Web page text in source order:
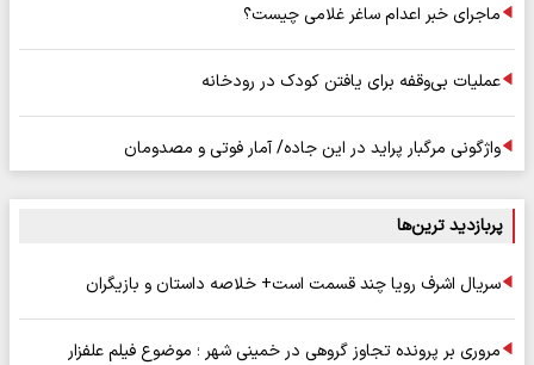
ماجرای خبر اعدام ساغر غلامی چیست؟
عملیات بی‌وقفه برای یافتن کودک در رودخانه
واژگونی مرگبار پراید در این جاده/ آمار فوتی و مصدومان
پربازدید ترین‌ها
سریال اشرف رویا چند قسمت است+ خلاصه داستان و بازیگران
مروری بر پرونده تجاوز گروهی در خمینی شهر ؛ موضوع فیلم علفزار